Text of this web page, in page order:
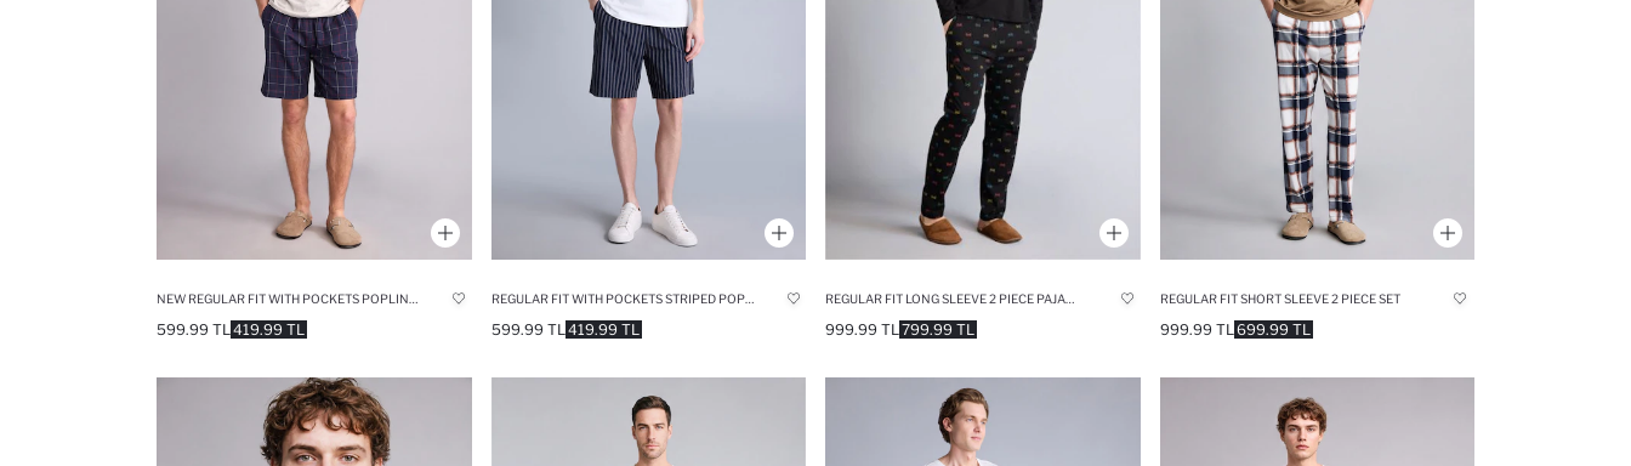
419.99 TL
599.99 TL
REGULAR FIT WITH POCKETS STRIPED POPLIN BOTTOM
419.99 TL
599.99 TL 799.99 TL
999.99 TL
REGULAR FIT SHORT SLEEVE 2 PIECE SET
699.99 TL
999.99 TL